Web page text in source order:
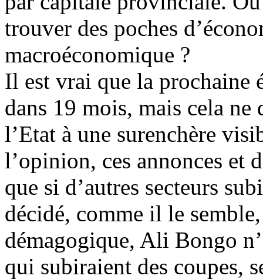
trouver des poches
macroéconomique ?
Il est vrai que la prochaine
dans 19 mois, mais cela ne
l’Etat à une surenchère
l’opinion, ces annonces et
que si d’autres secteurs
décidé, comme il le
démagogique, Ali Bongo
qui subiraient des coupes,